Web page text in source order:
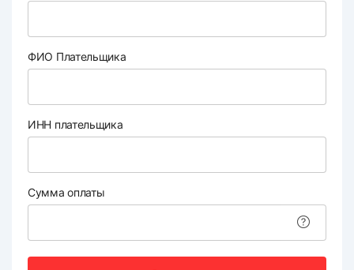
ФИО Плательщика
ИНН плательщика
Сумма оплаты